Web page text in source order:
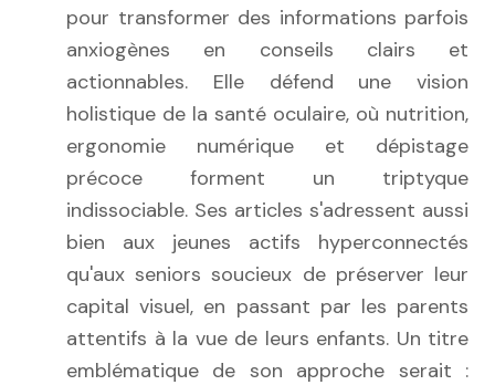
pour transformer des informations parfois
anxiogènes en conseils clairs et
actionnables. Elle défend une vision
holistique de la santé oculaire, où nutrition,
ergonomie numérique et dépistage
précoce forment un triptyque
indissociable. Ses articles s'adressent aussi
bien aux jeunes actifs hyperconnectés
qu'aux seniors soucieux de préserver leur
capital visuel, en passant par les parents
attentifs à la vue de leurs enfants. Un titre
emblématique de son approche serait :